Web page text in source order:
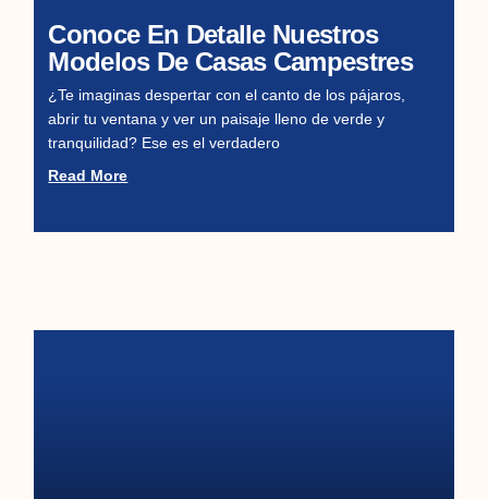
Conoce En Detalle Nuestros
Modelos De Casas Campestres
¿Te imaginas despertar con el canto de los pájaros,
abrir tu ventana y ver un paisaje lleno de verde y
tranquilidad? Ese es el verdadero
Read More